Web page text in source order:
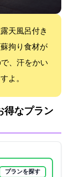
天風呂付き
拘り食材が
、汗をかい
よ。
得なプラン
プランを探す